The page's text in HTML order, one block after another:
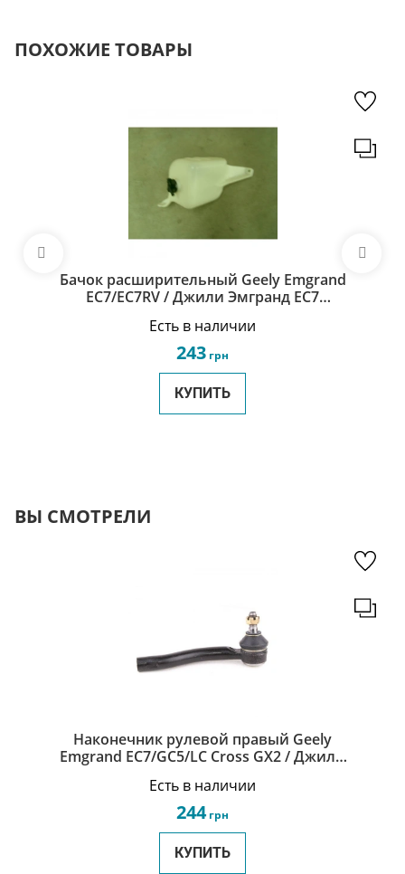
ПОХОЖИЕ ТОВАРЫ
Бачок расширительный Geely Emgrand
EC7/EC7RV / Джили Эмгранд ЕС7
Есть в наличии
243 грн
КУПИТЬ
ВЫ СМОТРЕЛИ
Наконечник рулевой правый Geely
Emgrand EC7/GC5/LC Cross GX2 / Джили
Есть в наличии
244грн
КУПИТЬ